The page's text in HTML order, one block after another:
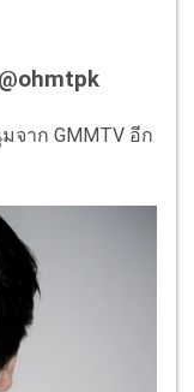
จาก GMMTV อีก